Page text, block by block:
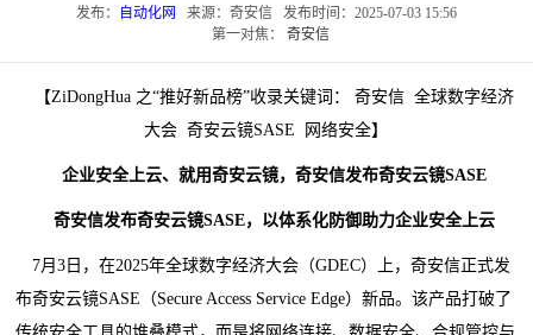
发布： 自动化网
来源：奇安信 发布时间：2025-07-03 15:56
第一对焦： 奇安信
【ZiDongHua 之“推好新品榜”收录关键词： 奇安信 全球数字经济
大会 奇安云镜SASE 网络安全】
企业安全上云、就用奇安云镜，奇安信发布奇安云镜SASE
奇安信发布奇安云镜SASE，以体系化防御助力企业安全上云
7月3日，在2025年全球数字经济大会（GDEC）上，奇安信正式发
布奇安云镜SASE（Secure Access Service Edge）新品。该产品打破了